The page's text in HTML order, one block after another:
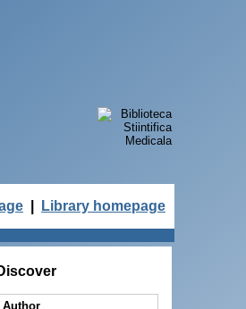
Library homepage
Author